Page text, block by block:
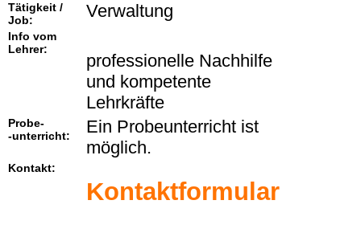
Tätigkeit /
Job:
Verwaltung
Info vom
Lehrer:
professionelle Nachhilfe
und kompetente
Lehrkräfte
Probe-
-unterricht:
Ein Probeunterricht ist
möglich.
Kontakt:
Kontaktformular